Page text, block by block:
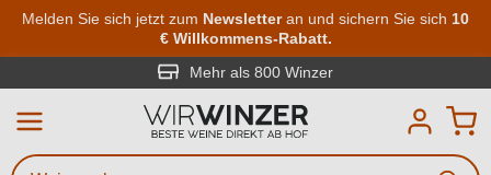
Zum Hauptinhalt springen
Melden Sie sich jetzt zum Newsletteran und sichern Sie sich 10
€ Willkommens-Rabatt.
Mehr als 800 Winzer
Weinsuche
Mindestens 3 Zeichen eingeben